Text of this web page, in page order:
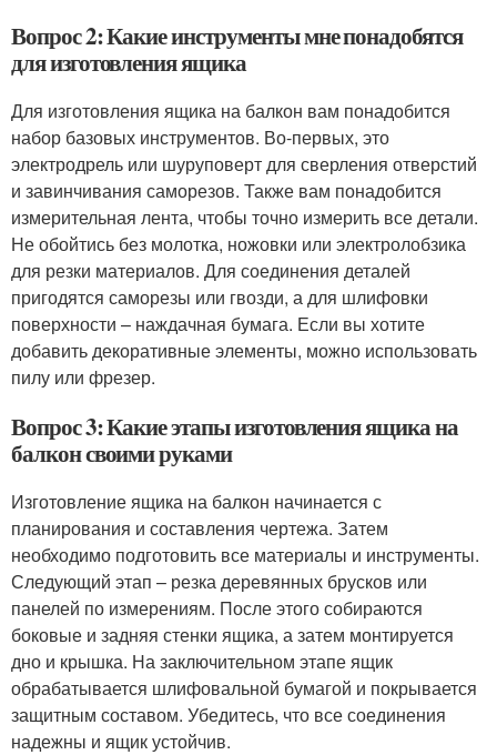
Вопрос 2: Какие инструменты мне понадобятся
для изготовления ящика
Для изготовления ящика на балкон вам понадобится
набор базовых инструментов. Во-первых, это
электродрель или шуруповерт для сверления отверстий
и завинчивания саморезов. Также вам понадобится
измерительная лента, чтобы точно измерить все детали.
Не обойтись без молотка, ножовки или электролобзика
для резки материалов. Для соединения деталей
пригодятся саморезы или гвозди, а для шлифовки
поверхности – наждачная бумага. Если вы хотите
добавить декоративные элементы, можно использовать
пилу или фрезер.
Вопрос 3: Какие этапы изготовления ящика на
балкон своими руками
Изготовление ящика на балкон начинается с
планирования и составления чертежа. Затем
необходимо подготовить все материалы и инструменты.
Следующий этап – резка деревянных брусков или
панелей по измерениям. После этого собираются
боковые и задняя стенки ящика, а затем монтируется
дно и крышка. На заключительном этапе ящик
обрабатывается шлифовальной бумагой и покрывается
защитным составом. Убедитесь, что все соединения
надежны и ящик устойчив.